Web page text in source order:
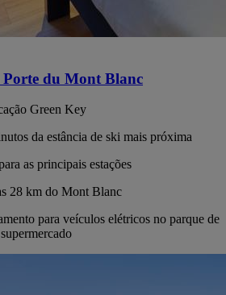
Porte du Mont Blanc
Green Key
da estância de ski mais próxima
as principais estações
28 km do Mont Blanc
para veículos elétricos no parque de